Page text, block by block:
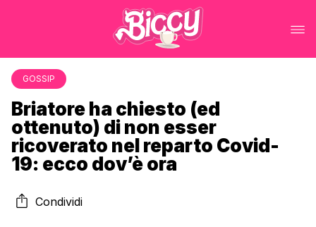
GOSSIP
Briatore ha chiesto (ed
ottenuto) di non esser
ricoverato nel reparto Covid-
19: ecco dov’è ora
Condividi